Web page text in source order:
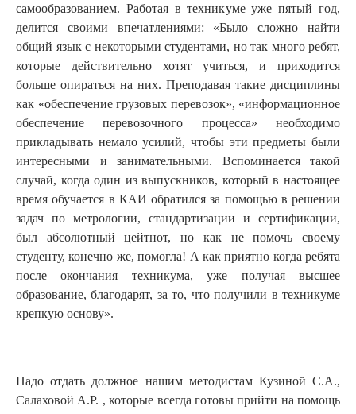
самообразованием. Работая в техникуме уже пятый год,
делится своими впечатлениями: «Было сложно найти
общий язык с некоторыми студентами, но так много ребят,
которые действительно хотят учиться, и приходится
больше опираться на них. Преподавая такие дисциплины
как «обеспечение грузовых перевозок», «информационное
обеспечение перевозочного процесса» необходимо
прикладывать немало усилий, чтобы эти предметы были
интересными и занимательными. Вспоминается такой
случай, когда один из выпускников, который в настоящее
время обучается в КАИ обратился за помощью в решении
задач по метрологии, стандартизации и сертификации,
был абсолютный цейтнот, но как не помочь своему
студенту, конечно же, помогла! А как приятно когда ребята
после окончания техникума, уже получая высшее
образование, благодарят, за то, что получили в техникуме
крепкую основу».
Надо отдать должное нашим методистам Кузиной С.А.,
Салаховой А.Р. , которые всегда готовы прийти на помощь